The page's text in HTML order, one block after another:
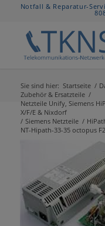
Notfall & Reparatur-
Sie sind hier: Startseite /
Zubehör & Ersatzteile /
Netzteile Unify, Siemens
X/F/E & Nixdorf
/ Siemens Netzteile /
NT-Hipath-33-35 octopus